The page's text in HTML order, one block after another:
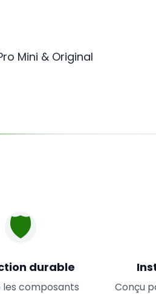
Mini & Original
🛡️
durable
les composants
Conçu